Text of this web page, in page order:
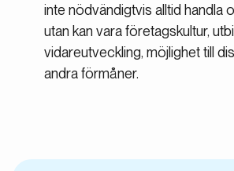
inte nödvändigtvis alltid handla
utan kan vara företagskultur,
vidareutveckling, möjlighet till
andra förmåner.